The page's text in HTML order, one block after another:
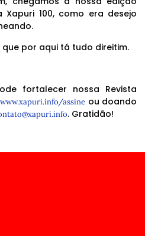
Xapuri 100, como era desejo
por aqui tá tudo direitim.
fortalecer nossa Revista
www.xapuri.info/assine ou doando
. Gratidão!